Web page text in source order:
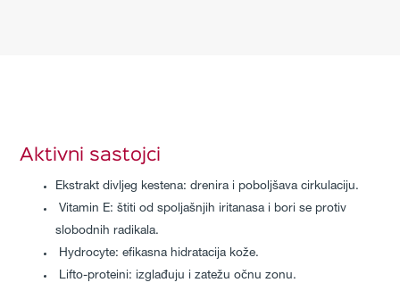
Aktivni sastojci
Ekstrakt divljeg kestena: drenira i poboljšava cirkulaciju.
Vitamin E: štiti od spoljašnjih iritanasa i bori se protiv
slobodnih radikala.
Hydrocyte: efikasna hidratacija kože.
Lifto-proteini: izglađuju i zatežu očnu zonu.